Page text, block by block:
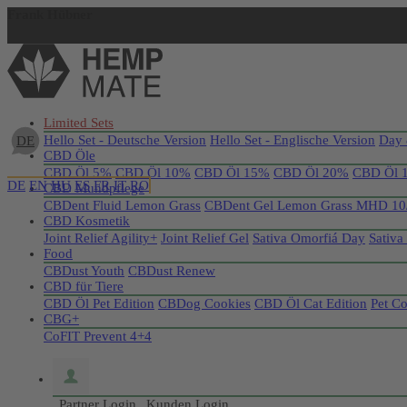
Jetzt registrieren
DE
DE EN HU ES FR IT RO
Limited Sets
Hello Set - Deutsche Version Hello Set - Englische Version Day
CBD Öle
CBD Öl 5% CBD Öl 10% CBD Öl 15% CBD Öl 20% CBD Öl
CBD Mundpflege
CBDent Fluid Lemon Grass CBDent Gel Lemon Grass MHD
CBD Kosmetik
Joint Relief Agility+ Joint Relief Gel Sativa Omorfiá Day
Food
CBDust Youth CBDust Renew
CBD für Tiere
CBD Öl Pet Edition CBDog Cookies CBD Öl Cat Edition Pet
CBG+
CoFIT Prevent 4+4